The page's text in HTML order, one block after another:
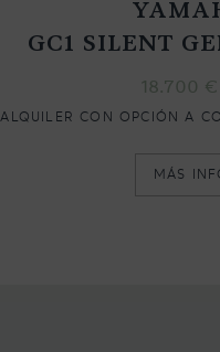
GC1 SILENT
18.700 €
ALQUILER CON OPCIÓN A
MÁS